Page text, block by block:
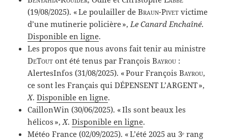
(19/08/2025). « Le poulailler deBraun-Pivet victime
d’une mutinerie policière », Le Canard Enchaîné.
Disponible en ligne.
Les propos que nous avons fait tenir au ministre
DeTout ont été tenus par FrançoisBayrou :
AlertesInfos (31/08/2025). « Pour FrançoisBayrou,
ce sont les Français qui DÉPENSENT L’ARGENT »,
X.Disponible en ligne.
CaillonWin (30/06/2025). « Ils sont beaux les
hélicos »,X.Disponible en ligne.
Météo France (02/09/2025). « L’été 2025 au 3ᵉ rang